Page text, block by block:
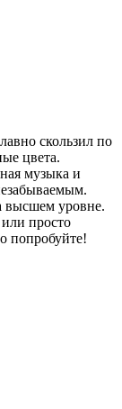
скользил по
цвета.
музыка и
высшем уровне.
просто
попробуйте!